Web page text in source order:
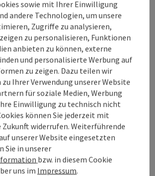
Gasthof Schwarz liegt idyllisch
und Burghausen.
fast wie zuhause - in alpenländisch,
Zimmern - auch
umsorgt von unseren herzlichen
Küche verwöhnt Sie mit
bei denen wir viel Wert auf
und Saison legen. Wir bieten
von 15 bis 220 Personen in urig
sowie mit Ihrer Einwilligung
andere Technologien, um unsere
Zugriffe zu analysieren,
zu personalisieren, Funktionen
anbieten zu können, externe
und personalisierte Werbung auf
zu zeigen. Dazu teilen wir
Ihrer Verwendung unserer Website
für soziale Medien, Werbung
Einwilligung zu technisch nicht
können Sie jederzeit mit
Zukunft widerrufen. Weiterführende
unserer Website eingesetzten
Sie in unserer
bzw. in diesem Cookie
uns im Impressum.